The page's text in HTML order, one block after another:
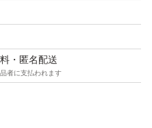
ねぎです(*^^*)豊かな自然
くなり次第終了です最安
・匿名配送
者に支払われます